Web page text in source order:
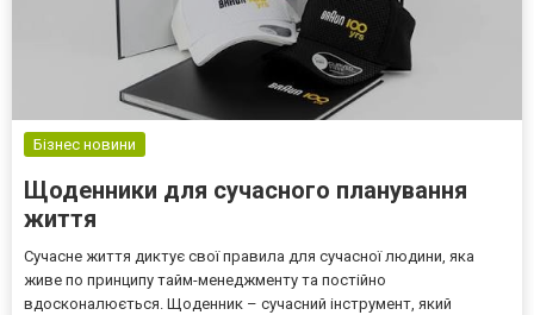
Бізнес новини
Щоденники для сучасного планування
життя
Сучасне життя диктує свої правила для сучасної людини, яка
живе по принципу тайм-менеджменту та постійно
вдосконалюється. Щоденник – сучасний інструмент, який